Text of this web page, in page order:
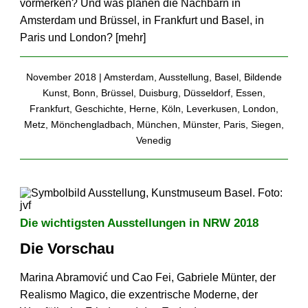
vormerken? Und was planen die Nachbarn in
Amsterdam und Brüssel, in Frankfurt und Basel, in
Paris und London? [mehr]
November 2018 | Amsterdam Ausstellung Basel, Bildende
Kunst, Bonn Brüssel, Duisburg Düsseldorf, Essen
Frankfurt, Geschichte, Herne, Köln Leverkusen London
Metz, Mönchengladbach München Münster, Paris, Siegen
Venedig
Die wichtigsten Ausstellungen in NRW 2018
Die Vorschau
Marina Abramović und Cao Fei, Gabriele Münter, der
Realismo Magico, die exzentrische Moderne, der